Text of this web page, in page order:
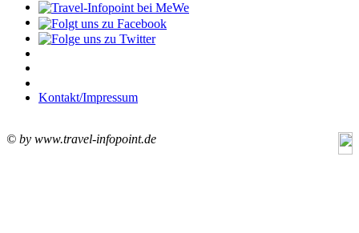
Kontakt/Impressum
© by www.travel-infopoint.de